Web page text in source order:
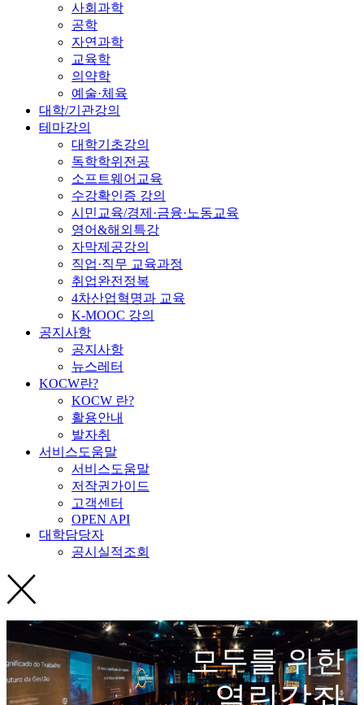
사회과학
공학
자연과학
교육학
의약학
예술·체육
대학/기관강의
테마강의
대학기초강의
독학학위전공
소프트웨어교육
수강확인증 강의
시민교육/경제·금융·노동교육
영어&해외특강
자막제공강의
직업·직무 교육과정
취업완전정복
4차산업혁명과 교육
K-MOOC 강의
공지사항
공지사항
뉴스레터
KOCW란?
KOCW 란?
활용안내
발자취
서비스도움말
서비스도움말
저작권가이드
고객센터
OPEN API
대학담당자
공시실적조회
모두를 위한